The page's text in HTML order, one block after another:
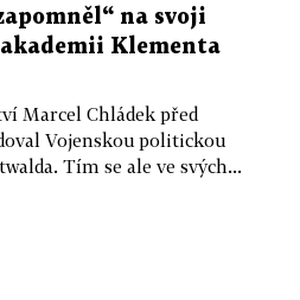
na svoji
Klementa
Marcel Chládek před
Vojenskou politickou
Tím se ale ve svých...